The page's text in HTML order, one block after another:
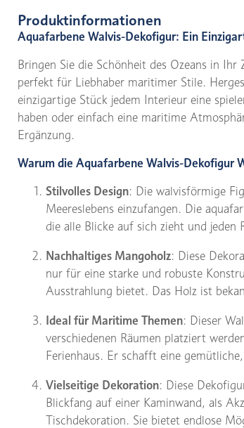
Produktinformationen
Aquafarbene Walvis-Dekofigur: Ein
Bringen Sie die Schönheit des Ozeans in Ihr
perfekt für Liebhaber maritimer Stile.
einzigartige Stück jedem Interieur eine
haben oder einfach eine maritime
Ergänzung.
Warum die Aquafarbene Walvis-Dekofigur
Stilvolles Design: Die walvisförmige
Meereslebens einzufangen. Die
die alle Blicke auf sich zieht und jeden
Nachhaltiges Mangoholz: Diese
nur für eine starke und robuste
Ausstrahlung bietet. Das Holz ist
Ideal für Maritime Themen: Dieser
verschiedenen Räumen platziert
Ferienhaus. Er schafft eine
Vielseitige Dekoration: Diese
Blickfang auf einer Kaminwand, als
Tischdekoration. Sie bietet endlose